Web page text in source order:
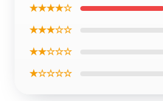
★★★★☆
★★★☆☆
★★☆☆☆
★☆☆☆☆